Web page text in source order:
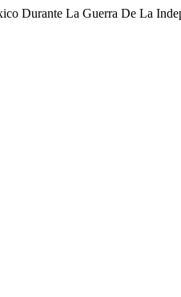
Durante La Guerra De La